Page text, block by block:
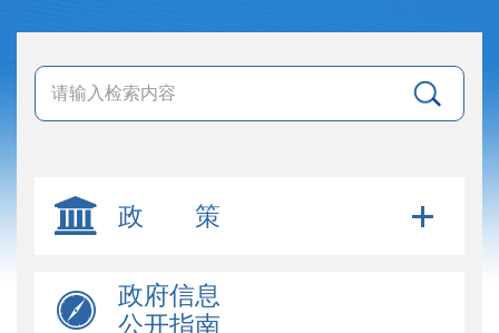
政 策
政府信息
公开指南